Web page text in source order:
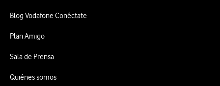
Blog Vodafone Conéctate
Plan Amigo
Sala de Prensa
Quiénes somos